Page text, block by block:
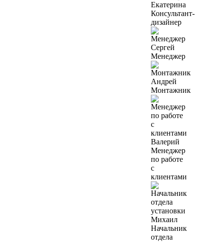
Екатерина
Консультант-
дизайнер
Сергей
Менеджер
Андрей
Монтажник
Валерий
Менеджер
по работе
с
клиентами
Михаил
Начальник
отдела